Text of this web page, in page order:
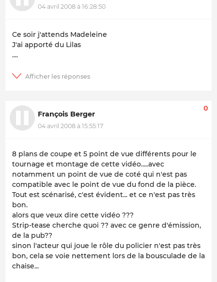
04 avril 2008 à 16:28:50
Ce soir j'attends Madeleine
J'ai apporté du Lilas
....
François Berger
04 avril 2008 à 15:55:17
0
8 plans de coupe et 5 point de vue différents pour le
tournage et montage de cette vidéo.....avec
notamment un point de vue de coté qui n'est pas
compatible avec le point de vue du fond de la pièce.
Tout est scénarisé, c'est évident... et ce n'est pas très
bon.
alors que veux dire cette vidéo ???
Strip-tease cherche quoi ?? avec ce genre d'émission,
de la pub??
sinon l'acteur qui joue le rôle du policier n'est pas très
bon, cela se voie nettement lors de la bousculade de la
chaise...